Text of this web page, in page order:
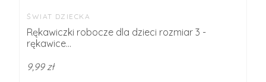
ŚWIAT DZIECKA
Rękawiczki robocze dla dzieci rozmiar 3 -
rękawice...
9,99 zł